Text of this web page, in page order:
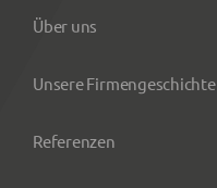
Über uns
Unsere Firmengeschichte
Referenzen